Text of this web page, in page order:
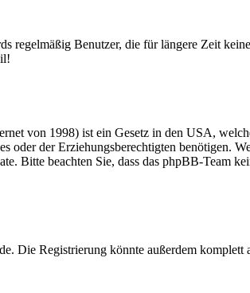
regelmäßig Benutzer, die für längere Zeit
von 1998) ist ein Gesetz in den USA,
oder der Erziehungsberechtigten benötigen.
Bitte beachten Sie, dass das phpBB-Team
Die Registrierung könnte außerdem komplett